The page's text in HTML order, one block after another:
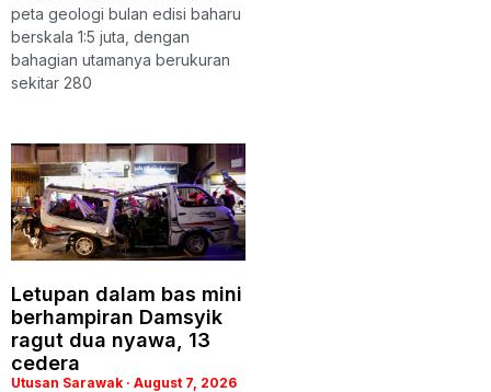
peta geologi bulan edisi baharu
berskala 1:5 juta, dengan
bahagian utamanya berukuran
sekitar 280
Letupan dalam bas mini
berhampiran Damsyik
ragut dua nyawa, 13
cedera
Utusan Sarawak August 7, 2026